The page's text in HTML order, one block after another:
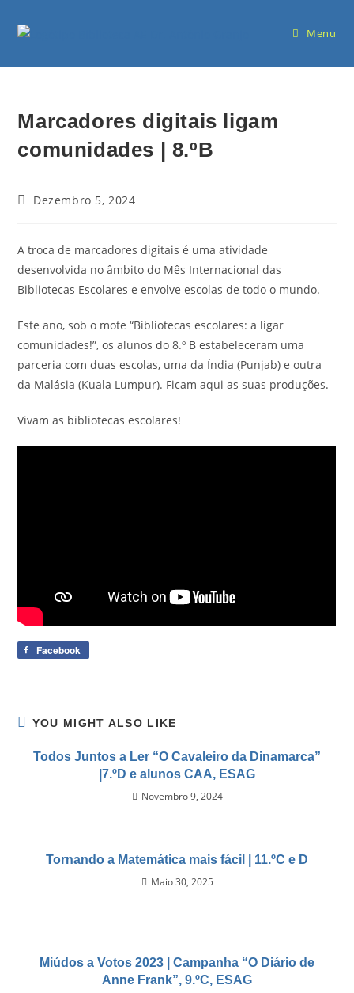
Menu
Marcadores digitais ligam
comunidades | 8.ºB
Dezembro 5, 2024
A troca de marcadores digitais é uma atividade
desenvolvida no âmbito do Mês Internacional das
Bibliotecas Escolares e envolve escolas de todo o mundo.
Este ano, sob o mote “Bibliotecas escolares: a ligar
comunidades!”, os alunos do 8.º B estabeleceram uma
parceria com duas escolas, uma da Índia (Punjab) e outra
da Malásia (Kuala Lumpur). Ficam aqui as suas produções.
Vivam as bibliotecas escolares!
Facebook
YOU MIGHT ALSO LIKE
Todos Juntos a Ler “O Cavaleiro da Dinamarca”
|7.ºD e alunos CAA, ESAG
Novembro 9, 2024
Tornando a Matemática mais fácil | 11.ºC e D
Maio 30, 2025
Miúdos a Votos 2023 | Campanha “O Diário de
Anne Frank”, 9.ºC, ESAG